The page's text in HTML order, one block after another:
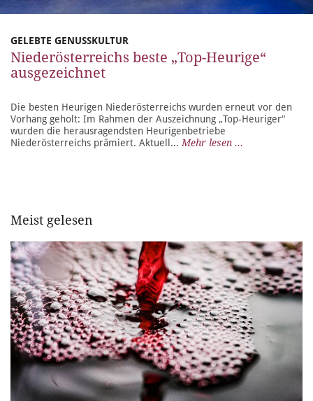
GELEBTE GENUSSKULTUR
Niederösterreichs beste „Top-Heurige“
ausgezeichnet
Die besten Heurigen Niederösterreichs wurden erneut vor den
Vorhang geholt: Im Rahmen der Auszeichnung „Top-Heuriger“
wurden die herausragendsten Heurigenbetriebe
Niederösterreichs prämiert. Aktuell... Mehr lesen ...
Meist gelesen